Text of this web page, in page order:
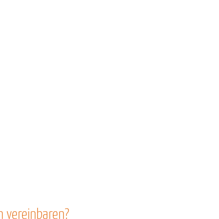
vereinbaren?